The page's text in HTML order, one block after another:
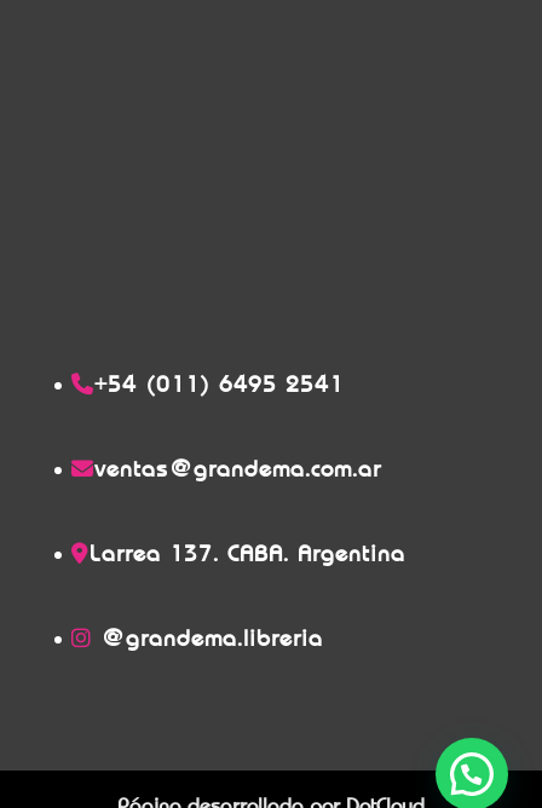
+54 (011) 6495 2541
ventas@grandema.com.ar
Larrea 137. CABA. Argentina
@grandema.libreria